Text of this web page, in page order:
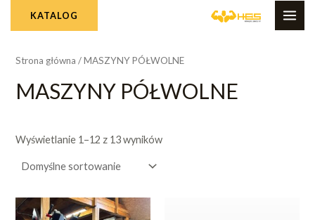
KATALOG
Strona główna / MASZYNY PÓŁWOLNE
MASZYNY PÓŁWOLNE
Wyświetlanie 1–12 z 13 wyników